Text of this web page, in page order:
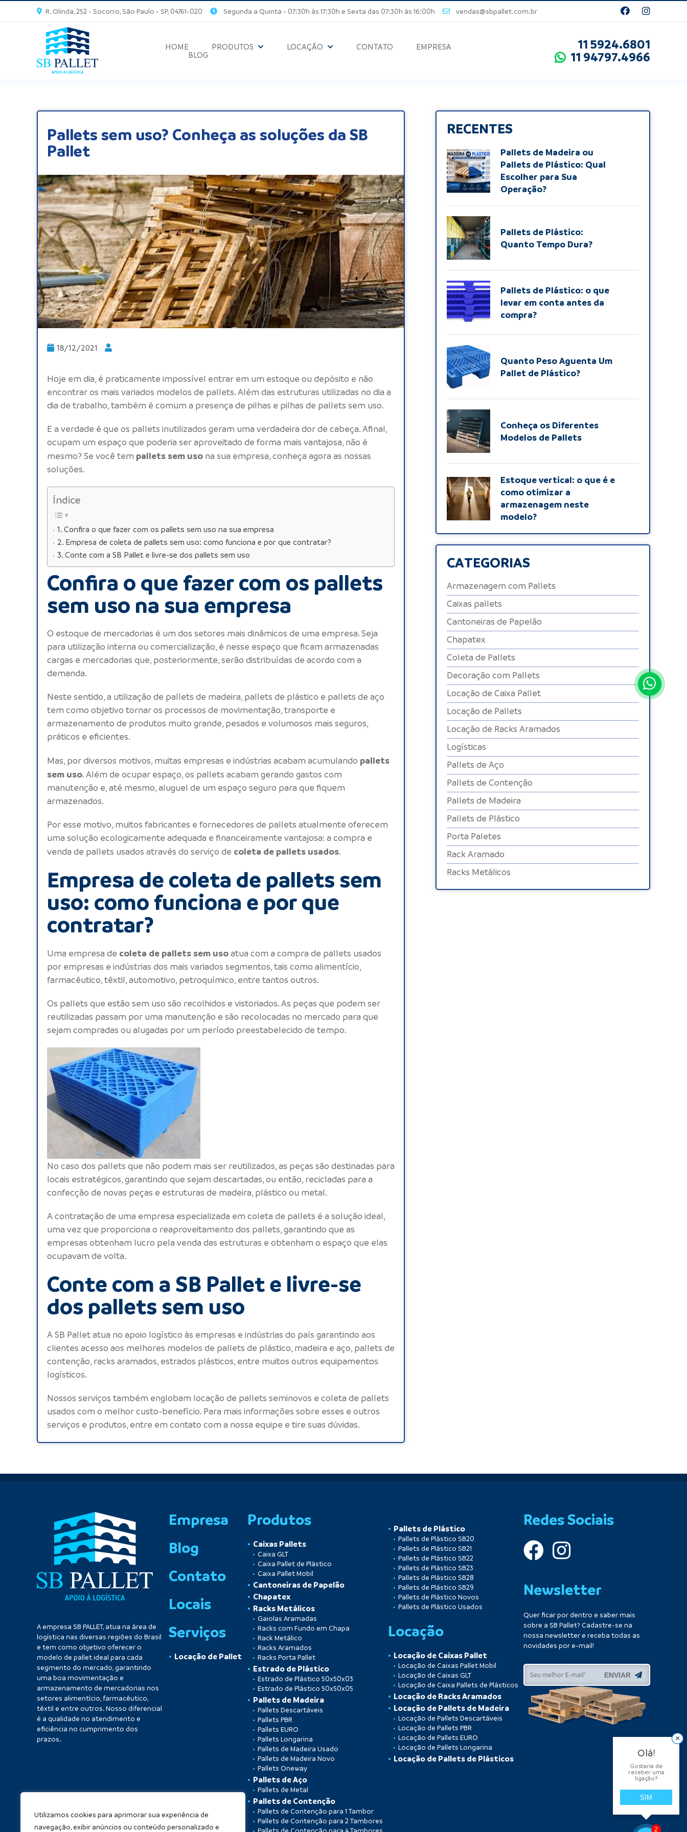
Utilizamos cookies para aprimorar sua experiência de
navegação, exibir anúncios ou conteúdo personalizado e
R. Olinda, 252 - Socorro, São Paulo - SP, 04761-020 Segunda a Quinta - 07:30h às 17:30h e Sexta das 07:30h às 16:00h vendas@sbpallet.com.br
HOME PRODUTOS LOCAÇÃO CONTATO
EMPRESA
BLOG
11 5924.6801
11 94797.4966
Pallets sem uso? Conheça as soluções da SB
Pallet
18/12/2021
Hoje em dia, é praticamente impossível entrar em um estoque ou depósito e não
encontrar os mais variados modelos de pallets. Além das estruturas utilizadas no dia a
dia de trabalho, também é comum a presença de pilhas e pilhas de pallets sem uso.
E a verdade é que os pallets inutilizados geram uma verdadeira dor de cabeça. Afinal,
ocupam um espaço que poderia ser aproveitado de forma mais vantajosa, não é
mesmo? Se você tem pallets sem uso na sua empresa, conheça agora as nossas
soluções.
Índice
Confira o que fazer com os pallets sem uso na sua empresa
Empresa de coleta de pallets sem uso: como funciona e por que contratar?
Conte com a SB Pallet e livre-se dos pallets sem uso
Confira o que fazer com os pallets
sem uso na sua empresa
O estoque de mercadorias é um dos setores mais dinâmicos de uma empresa. Seja
para utilização interna ou comercialização, é nesse espaço que ficam armazenadas
cargas e mercadorias que, posteriormente, serão distribuídas de acordo com a
demanda.
Neste sentido, a utilização de pallets de madeira, pallets de plástico e pallets de aço
tem como objetivo tornar os processos de movimentação, transporte e
armazenamento de produtos muito grande, pesados e volumosos mais seguros,
práticos e eficientes.
Mas, por diversos motivos, muitas empresas e indústrias acabam acumulando pallets
sem uso. Além de ocupar espaço, os pallets acabam gerando gastos com
manutenção e, até mesmo, aluguel de um espaço seguro para que fiquem
armazenados.
Por esse motivo, muitos fabricantes e fornecedores de pallets atualmente oferecem
uma solução ecologicamente adequada e financeiramente vantajosa: a compra e
venda de pallets usados através do serviço de coleta de pallets usados.
Empresa de coleta de pallets sem
uso: como funciona e por que
contratar?
Uma empresa de coleta de pallets sem uso atua com a compra de pallets usados
por empresas e indústrias dos mais variados segmentos, tais como alimentício,
farmacêutico, têxtil, automotivo, petroquímico, entre tantos outros.
Os pallets que estão sem uso são recolhidos e vistoriados. As peças que podem ser
reutilizadas passam por uma manutenção e são recolocadas no mercado para que
sejam compradas ou alugadas por um período preestabelecido de tempo.
No caso dos pallets que não podem mais ser reutilizados, as peças são destinadas para
locais estratégicos, garantindo que sejam descartadas, ou então, recicladas para a
confecção de novas peças e estruturas de madeira, plástico ou metal.
A contratação de uma empresa especializada em coleta de pallets é a solução ideal,
uma vez que proporciona o reaproveitamento dos pallets, garantindo que as
empresas obtenham lucro pela venda das estruturas e obtenham o espaço que elas
ocupavam de volta.
Conte com a SB Pallet e livre-se
dos pallets sem uso
A SB Pallet atua no apoio logístico às empresas e indústrias do país garantindo aos
clientes acesso aos melhores modelos de pallets de plástico, madeira e aço, pallets de
contenção, racks aramados, estrados plásticos, entre muitos outros equipamentos
logísticos.
Nossos serviços também englobam locação de pallets seminovos e coleta de pallets
usados com o melhor custo-benefício. Para mais informações sobre esses e outros
serviços e produtos, entre em contato com a nossa equipe e tire suas dúvidas.
RECENTES
Pallets de Madeira ou
Pallets de Plástico: Qual
Escolher para Sua
Operação?
Pallets de Plástico:
Quanto Tempo Dura?
Pallets de Plástico: o que
levar em conta antes da
compra?
Quanto Peso Aguenta Um
Pallet de Plástico?
Conheça os Diferentes
Modelos de Pallets
Estoque vertical: o que é e
como otimizar a
armazenagem neste
modelo?
CATEGORIAS
Armazenagem com Pallets
Caixas pallets
Cantoneiras de Papelão
Chapatex
Coleta de Pallets
Decoração com Pallets
Locação de Caixa Pallet
Locação de Pallets
Locação de Racks Aramados
Logísticas
Pallets de Aço
Pallets de Contenção
Pallets de Madeira
Pallets de Plástico
Porta Paletes
Rack Aramado
Racks Metálicos
A empresa SB PALLET, atua na área de
logística nas diversas regiões do Brasil
e tem como objetivo oferecer o
modelo de pallet ideal para cada
segmento do mercado, garantindo
uma boa movimentação e
armazenamento de mercadorias nos
setores alimentício, farmacêutico,
têxtil e entre outros. Nosso diferencial
é a qualidade no atendimento e
eficiência no cumprimento dos
prazos.
Empresa
Blog
Contato
Locais
Serviços
Locação de Pallet
Produtos
Caixas Pallets
Caixa GLT
Caixa Pallet de Plástico
Caixa Pallet Mobil
Cantoneiras de Papelão
Chapatex
Racks Metálicos
Gaiolas Aramadas
Racks com Fundo em Chapa
Rack Metálico
Racks Aramados
Racks Porta Pallet
Estrado de Plástico
Estrado de Plástico 50x50x03
Estrado de Plástico 50x50x05
Pallets de Madeira
Pallets Descartáveis
Pallets PBR
Pallets EURO
Pallets Longarina
Pallets de Madeira Usado
Pallets de Madeira Novo
Pallets Oneway
Pallets de Aço
Pallets de Metal
Pallets de Contenção
Pallets de Contenção para 1 Tambor
Pallets de Contenção para 2 Tambores
Pallets de Plástico
Pallets de Plástico SB20
Pallets de Plástico SB21
Pallets de Plástico SB22
Pallets de Plástico SB23
Pallets de Plástico SB28
Pallets de Plástico SB29
Pallets de Plástico Novos
Pallets de Plástico Usados
Locação
Locação de Caixas Pallet
Locação de Caixas Pallet Mobil
Locação de Caixas GLT
Locação de Caixa Pallets de Plásticos
Locação de Racks Aramados
Locação de Pallets de Madeira
Locação de Pallets Descartáveis
Locação de Pallets PBR
Locação de Pallets EURO
Locação de Pallets Longarina
Locação de Pallets de Plásticos
Redes Sociais
Newsletter
Quer ficar por dentro e saber mais
sobre a SB Pallet? Cadastre-se na
nossa newsletter e receba todas as
novidades por e-mail!
ENVIAR
Olá!
Gostaria de
receber uma
ligação?
SIM
×